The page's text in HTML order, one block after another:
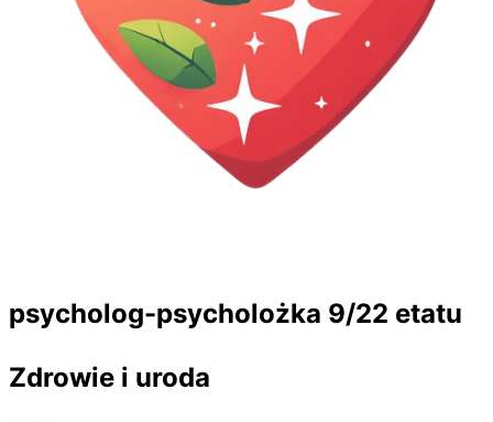
psycholog-psycholożka 9/22 etatu
Zdrowie i uroda